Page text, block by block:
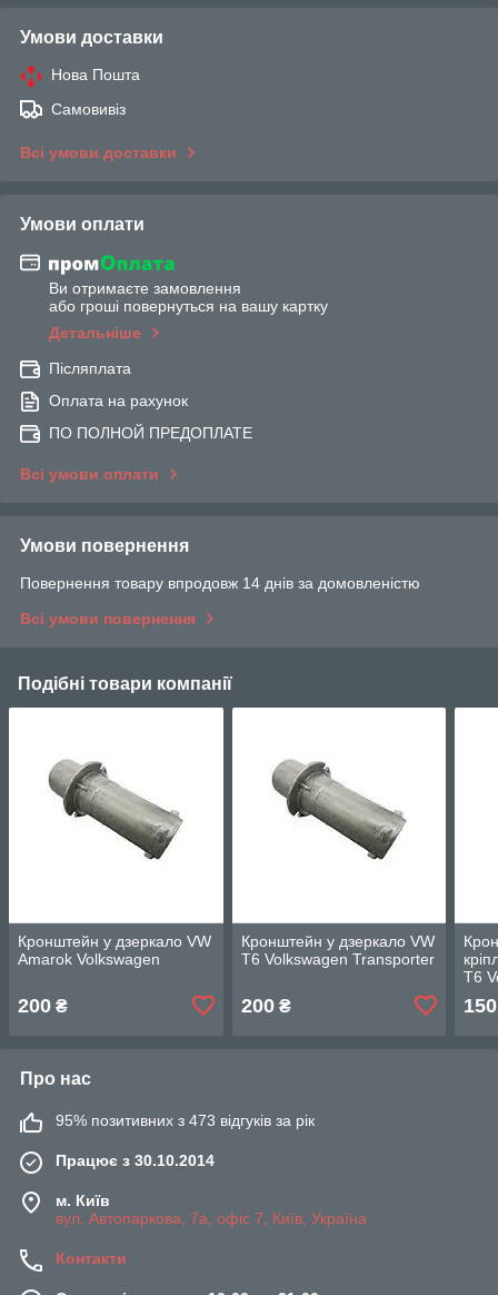
Умови доставки
Нова Пошта
Самовивіз
Всі умови доставки
Умови оплати
Ви отримаєте замовлення
або гроші повернуться на вашу картку
Детальніше
Післяплата
Оплата на рахунок
ПО ПОЛНОЙ ПРЕДОПЛАТЕ
Всі умови оплати
Умови повернення
Повернення товару впродовж 14 днів за домовленістю
Всі умови повернення
Подібні товари компанії
Кронштейн у дзеркало VW
Amarok Volkswagen
200 ₴
Кронштейн у дзеркало VW
T6 Volkswagen Transporter
200₴
T6
150
Про нас
95% позитивних з 473 відгуків за рік
Працює з 30.10.2014
м. Київ
вул. Автопаркова, 7а, офіс 7, Київ, Україна
Контакти